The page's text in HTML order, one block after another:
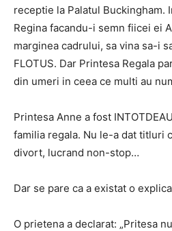
receptie la Palatul Buckingham.
Regina facandu-i semn fiicei ei
marginea cadrului, sa vina sa-i
FLOTUS. Dar Printesa Regala
din umeri in ceea ce multi au
Printesa Anne a fost
familia regala. Nu le-a dat titluri
divort, lucrand non-stop…
Dar se pare ca a existat o
O prietena a declarat: „Pritesa